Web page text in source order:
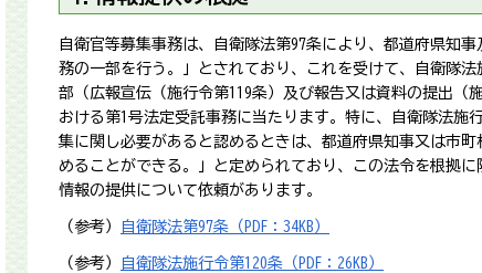
自衛官等募集事務は、自衛隊法第97条により、都道府県知
務の一部を行う。」とされており、これを受けて、自衛隊
部（広報宣伝（施行令第119条）及び報告又は資料の提出（
おける第1号法定受託事務に当たります。特に、自衛隊法施
集に関し必要があると認めるときは、都道府県知事又は市
めることができる。」と定められており、この法令を根拠
情報の提供について依頼があります。
（参考） 自衛隊法第97条（PDF：34KB）
（参考） 自衛隊法施行令第120条（PDF：26KB）